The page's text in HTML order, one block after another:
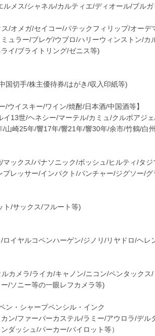
ルメス/シャネル/カルティエ/ディオール/ブル
/オメガ/セイコー/パテックフィリップ/オーデ
ュラー/ブレゲ/ウブロ/ハリーウィンストン/カ
イ/ブライトリング/ゼニス等)
国切手/株主優待券/はがき/収入印紙等)
/ウイスキー/ワイン/焼酎/日本酒/中国酒等】
イ13世/ヘネシー/マーテル/カミュ/クルボアジ
/山崎25年/響17年/響21年/響30年/余市/竹鶴/白
/マックス/パナソニック/ボッシュ/ヒルティ/タ
レッサー/インパクト/パンチャー/ジグソー/グ
ト/サックス/フルート等)
/ロイヤルコペンハーゲン/ジノリ/リヤドロ/ヘレ
カメラ/ライカ/キャノン/ニコン/ペンタックス
/ソニー等の一眼レフカメラ等)
ン・シャープペンシル・インク
カン/ファーバーカステル/ラミー/アウロラ/デル
ダッシュ/パーカー/パイロット等）